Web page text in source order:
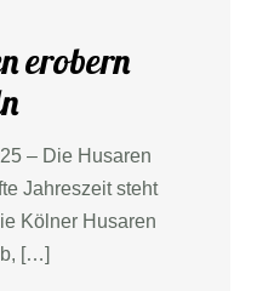
erobern
– Die Husaren
Jahreszeit steht
Kölner Husaren
[…]